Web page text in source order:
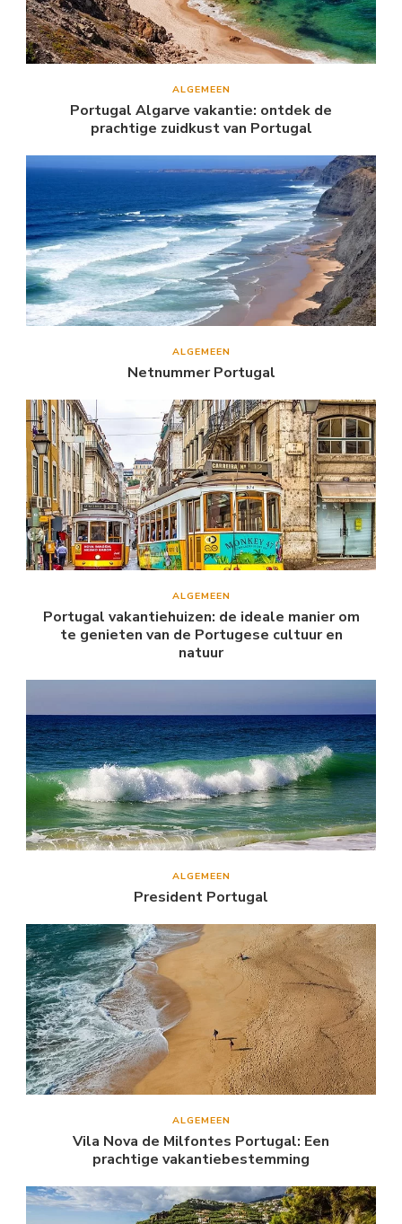
ALGEMEEN
Portugal Algarve vakantie: ontdek de
prachtige zuidkust van Portugal
ALGEMEEN
Netnummer Portugal
ALGEMEEN
Portugal vakantiehuizen: de ideale manier om
te genieten van de Portugese cultuur en
natuur
ALGEMEEN
President Portugal
ALGEMEEN
Vila Nova de Milfontes Portugal: Een
prachtige vakantiebestemming